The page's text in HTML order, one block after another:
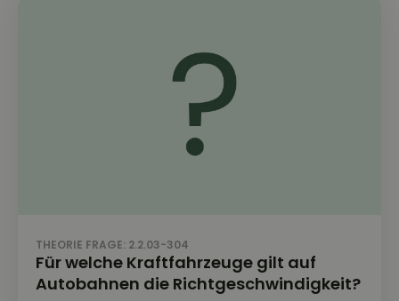
THEORIE FRAGE: 2.2.03-304
Für welche Kraftfahrzeuge gilt auf
Autobahnen die Richtgeschwindigkeit?